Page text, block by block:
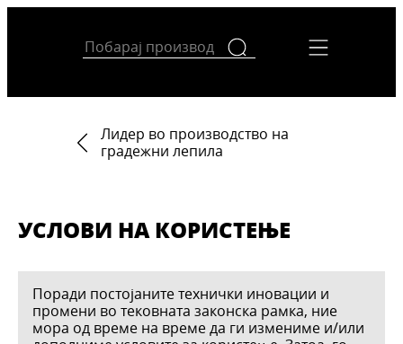
Лидер во производство на
градежни лепила
УСЛОВИ НА КОРИСТЕЊЕ
Поради постојаните технички иновации и
промени во тековната законска рамка, ние
мора од време на време да ги измениме и/или